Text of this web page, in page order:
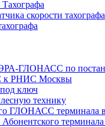
скорости тахографа
ЭРА-ГЛОНАСС по
к РНИС Москвы
ключ
технику
ГЛОНАСС терминала в
Абонентского